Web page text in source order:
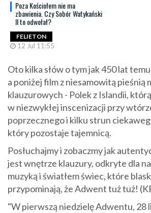
Poza Kościołem nie ma
zbawienia. Czy Sobór Watykański
II to odwołał?
FELIETON
12 Jul 11:55
Oto kilka słów o tym jak 450 lat
a poniżej film z niesamowitą pieśnią
klauzurowych - Polek z Islandii,
w niezwykłej inscenizacji przy
poprzecznego i kilku strun
który pozostaje tajemnicą.
Posłuchajmy i zobaczmy jak
jest wnętrze klauzury, odkryte dla
muzyką i światłem świec, które
przypominają, że Adwent tuż tuż!
"W pierwszą niedzielę Adwentu, 28